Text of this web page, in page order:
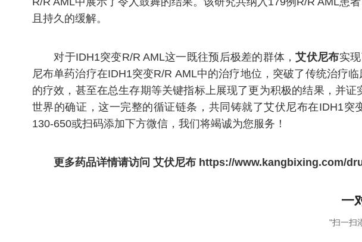
且持久的缓解。
对于IDH1突变R/R AML这一既往预后极差的群体，艾伏尼布实
尼布单药治疗在IDH1突变R/R AML中的治疗地位，突破了传统治疗
的疗效，甚至在总生存期等关键指标上展现了更为积极的结果，并
世界的确证，这一完整的循证链条，共同铸就了艾伏尼布在IDH1
130-650或扫码添加下方微信，我们将竭诚为您服务！
更多药品详情请访问 艾伏尼布 https://www.kangbixing.com/
一
"扫一扫